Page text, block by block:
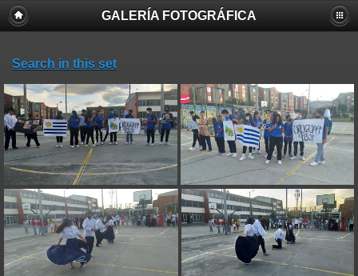
GALERÍA FOTOGRÁFICA
Search in this set